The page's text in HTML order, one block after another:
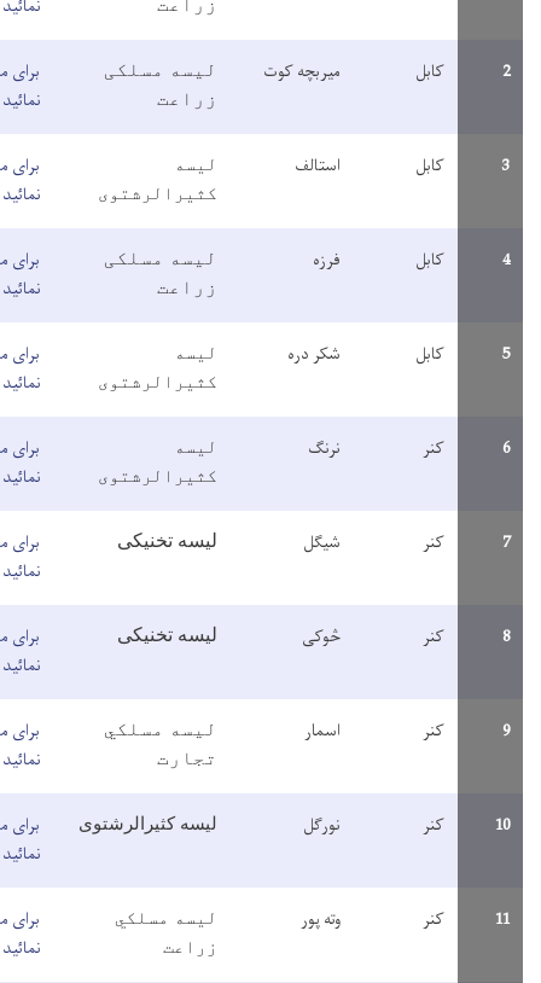
نمائید
میربچه کوت
لیسه مسلکی
برای مطالعه معلومات اینجا کلیک
نمائید
استالف
لیسه
برای مطالعه معلومات اینجا کلیک
نمائید
لیسه مسلکی
برای مطالعه معلومات اینجا کلیک
نمائید
شکر دره
لیسه
برای مطالعه معلومات اینجا کلیک
نمائید
نرنگ
برای مطالعه معلومات اینجا کلیک
نمائید
شیگل تخنیکی
برای مطالعه معلومات اینجا کلیک
څوکی تخنیکی
برای مطالعه معلومات اینجا کلیک
اسمار
لیسه مسلکي
برای مطالعه معلومات اینجا کلیک
نمائید
نورگل لیسه کثیرالرشتوی
برای مطالعه معلومات اینجا کلیک
وته پور
لیسه مسلکي
برای مطالعه معلومات اینجا کلیک
نمائید